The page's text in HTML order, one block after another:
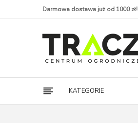
Darmowa dostawa już od 1000 zł!
KATEGORIE